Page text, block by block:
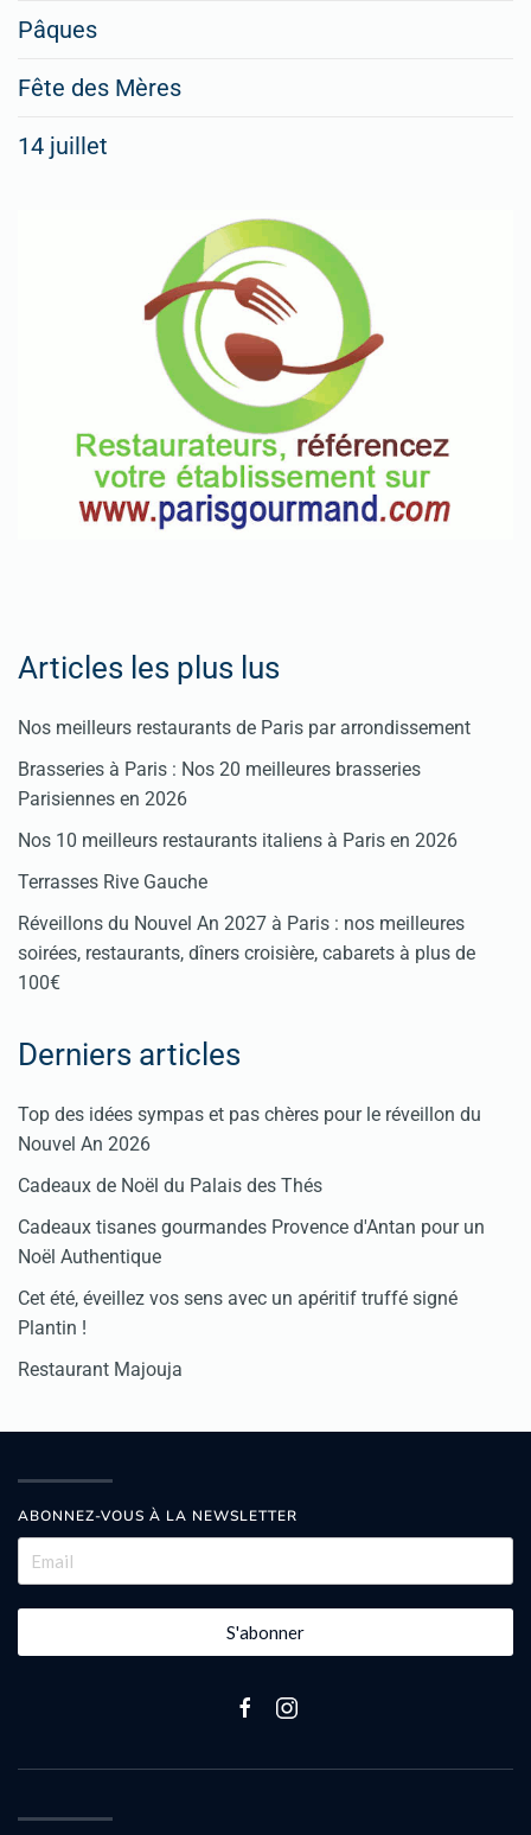
Pâques
Fête des Mères
14 juillet
Articles les plus lus
Nos meilleurs restaurants de Paris par arrondissement
Brasseries à Paris : Nos 20 meilleures brasseries
Parisiennes en 2026
Nos 10 meilleurs restaurants italiens à Paris en 2026
Terrasses Rive Gauche
Réveillons du Nouvel An 2027 à Paris : nos meilleures
soirées, restaurants, dîners croisière, cabarets à plus de
100€
Derniers articles
Top des idées sympas et pas chères pour le réveillon du
Nouvel An 2026
Cadeaux de Noël du Palais des Thés
Cadeaux tisanes gourmandes Provence d'Antan pour un
Noël Authentique
Cet été, éveillez vos sens avec un apéritif truffé signé
Plantin !
Restaurant Majouja
ABONNEZ-VOUS À LA NEWSLETTER
S'abonner